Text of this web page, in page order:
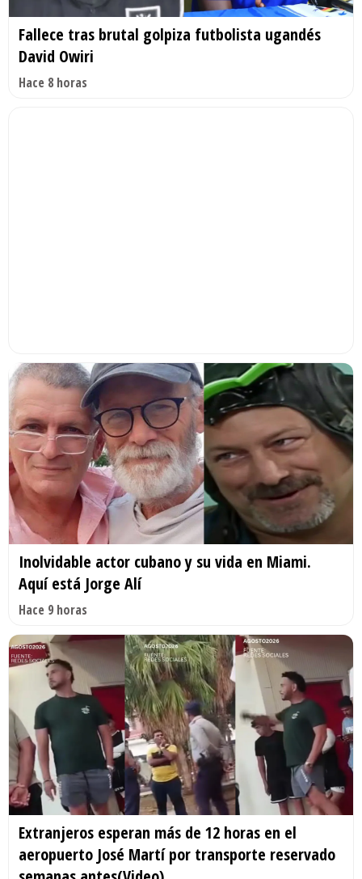
Fallece tras brutal golpiza futbolista ugandés
David Owiri
Hace 8 horas
Inolvidable actor cubano y su vida en Miami.
Aquí está Jorge Alí
Hace 9 horas
Extranjeros esperan más de 12 horas en el
aeropuerto José Martí por transporte reservado